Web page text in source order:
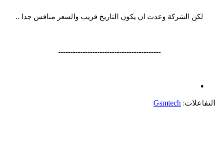
لكن الشركة وعدت ان يكون التاريخ قريب والسعر منافس جدا ..
------------------------------------------
التفاعلات: Gsmtech